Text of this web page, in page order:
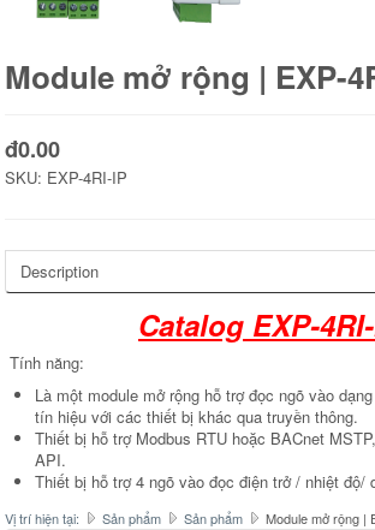
Module mở rộng | EXP-
đ0.00
SKU: EXP-4RI-IP
Description
Catalog EXP-
Tính năng:
Là một module mở rộng hỗ trợ đọc ngõ vào
tín hiệu với các thiết bị khác qua truyền thông.
Thiết bị hỗ trợ Modbus RTU hoặc BACnet
API.
Thiết bị hỗ trợ 4 ngõ vào đọc điện trở / nhiệt độ/
Vị trí hiện tại: Sản phẩm Sản phẩm Module mở rộng |